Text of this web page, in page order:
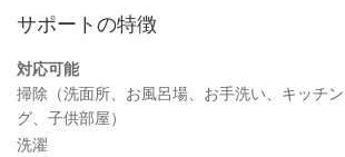
サポートの特徴
対応可能
掃除（洗面所、お風呂場、お手洗い、キッチ
グ、子供部屋）
洗濯